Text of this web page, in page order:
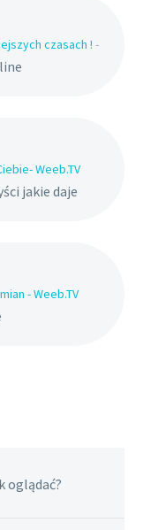
czasach ! -
Weeb.TV
jakie daje
- Weeb.TV
oglądać?